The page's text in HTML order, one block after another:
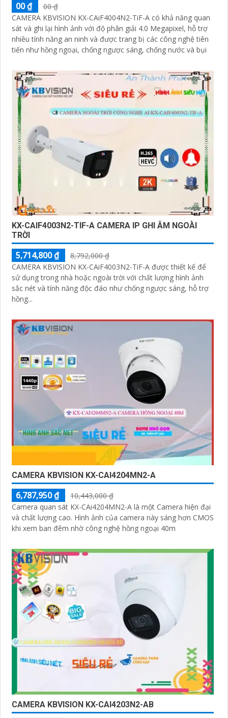
00 ₫
00 ₫
CAMERA KBVISION KX-CAiF4004N2-TiF-A có khả năng quan
sát và ghi lại hình ảnh với độ phân giải 4.0 Megapixel, hỗ trợ
nhiều tính năng an ninh và được trang bị các công nghệ tiên
tiến như hồng ngoại, chống ngược sáng, chống nước và bụi
KX-CAIF4003N2-TIF-A CAMERA IP GHI ÂM NGOÀI
TRỜI
5,714,800 ₫
8,792,000 ₫
CAMERA KBVISION KX-CAiF4003N2-TiF-A được thiết kế để
sử dụng trong nhà hoặc ngoài trời với chất lượng hình ảnh
sắc nét và tính năng độc đáo như chống ngược sáng, hỗ trợ
hồng...
CAMERA KBVISION KX-CAI4204MN2-A
6,787,950 ₫
10,443,000 ₫
Camera quan sát KX-CAi4204MN2-A là một Camera hiện đại
và chất lượng cao. Hình ảnh của camera này sáng hơn CMOS
khi xem ban đêm nhờ công nghệ hồng ngoại 40m
CAMERA KBVISION KX-CAI4203N2-AB